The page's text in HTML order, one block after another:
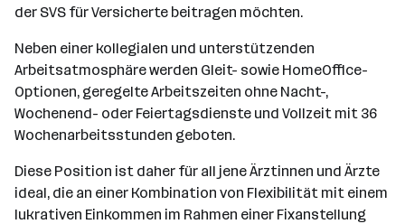
der SVS für Versicherte beitragen möchten.
Neben einer kollegialen und unterstützenden
Arbeitsatmosphäre werden Gleit- sowie HomeOffice-
Optionen, geregelte Arbeitszeiten ohne Nacht-,
Wochenend- oder Feiertagsdienste und Vollzeit mit 36
Wochenarbeitsstunden geboten.
Diese Position ist daher für all jene Ärztinnen und Ärzte
ideal, die an einer Kombination von Flexibilität mit einem
lukrativen Einkommen im Rahmen einer Fixanstellung